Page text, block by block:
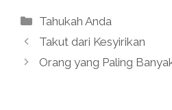
Kategori
Tahukah Anda
Takut dari Kesyirikan
Orang yang Paling